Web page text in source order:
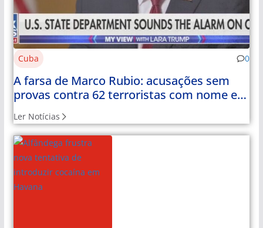
Cuba 0
A farsa de Marco Rubio: acusações sem
provas contra 62 terroristas com nome e
Ler Notícias